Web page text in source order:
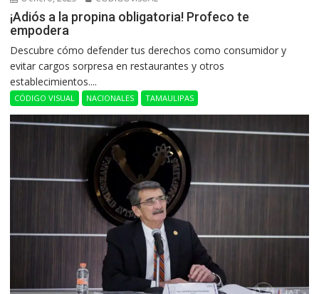
¡Adiós a la propina obligatoria! Profeco te
empodera
Descubre cómo defender tus derechos como consumidor y
evitar cargos sorpresa en restaurantes y otros
establecimientos....
CÓDIGO VISUAL NACIONALES TAMAULIPAS